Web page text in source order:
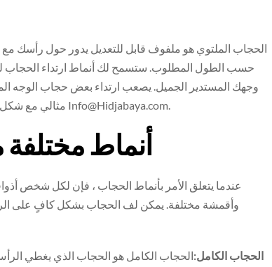
الحجاب الملتوي هو ملفوف قابل للتعديل يدور حول رأسك
حسب الطول المطلوب. ستسمح لك أنماط ارتداء الحجاب
وجهك المستدير الجميل. يصعب ارتداء بعض حجاب الوجه
Info@Hidjabaya.com.
أنماط
عندما يتعلق الأمر بأنماط الحجاب ، فإن لكل شخص
وأقمشة مختلفة. يمكن لف الحجاب بشكل كافٍ على
الحجاب الكامل:الحجاب الكامل هو الحجاب الذي يغطي